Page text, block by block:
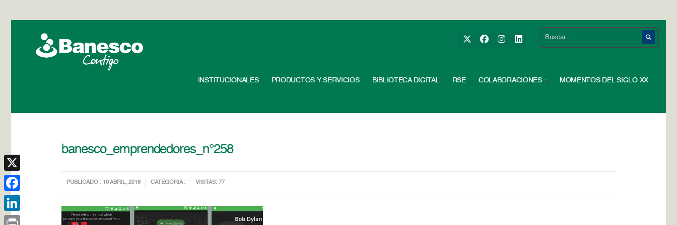
INSTITUCIONALES PRODUCTOS Y SERVICIOS BIBLIOTECA DIGITAL RSE COLABORACIONES MOMENTOS DEL SIGLO XX
banesco_emprendedores_n°258
PUBLICADO : 10 ABRIL, 2016 CATEGORIA : VISITAS: 77
X
Facebook
LinkedIn